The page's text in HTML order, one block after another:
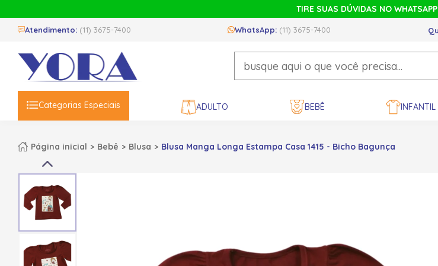
TIRE SUAS DÚVIDAS NO WHATSAPP
Atendimento: (11) 3675-7400 WhatsApp: (11) 3675-7400
Categorias Especiais ADULTO BEBÊ INFANTIL
Página inicial Bebê Blusa Blusa Manga Longa Estampa Casa 1415 - Bicho Bagunça